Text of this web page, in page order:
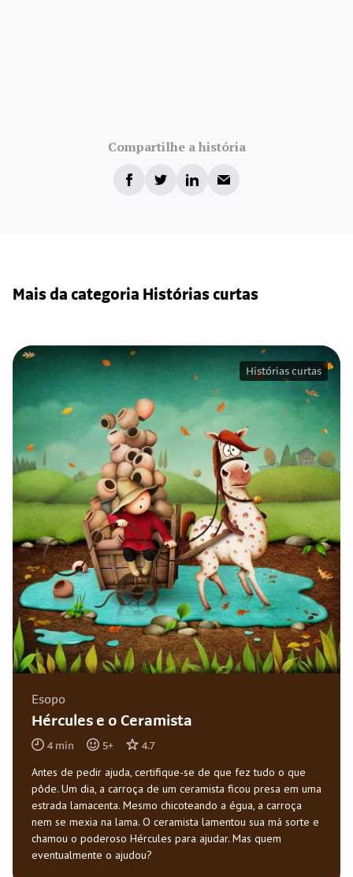
Compartilhe a história
Mais da categoria Histórias curtas
Esopo
Hércules e o Ceramista
4min 5+ 4.7
Antes de pedir ajuda, certifique-se de que fez tudo o que
pôde. Um dia, a carroça de um ceramista ficou presa em uma
estrada lamacenta. Mesmo chicoteando a égua, a carroça
nem se mexia na lama. O ceramista lamentou sua má sorte e
chamou o poderoso Hércules para ajudar. Mas quem
eventualmente o ajudou?
Histórias curtas